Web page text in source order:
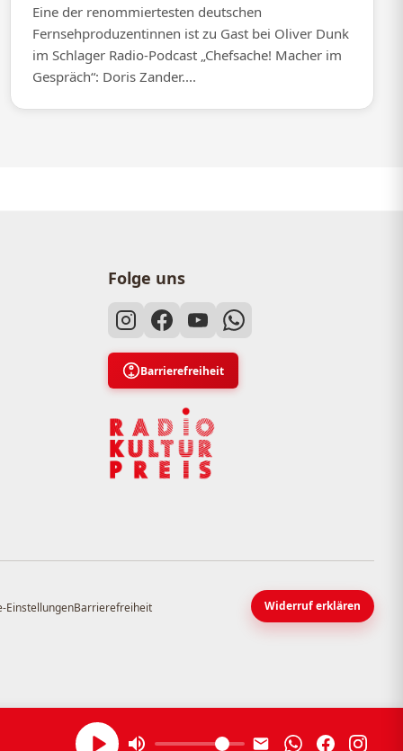
Eine der renommiertesten deutschen
Fernsehproduzentinnen ist zu Gast bei Oliver Dunk
im Schlager Radio-Podcast „Chefsache! Macher im
Gespräch“: Doris Zander....
Folge uns
Barrierefreiheit
EinstellungenBarrierefreiheit Widerruf erklären